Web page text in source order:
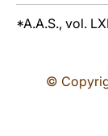
*A.A.S., vol.
©